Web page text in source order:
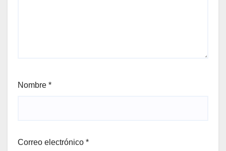
Nombre *
Correo electrónico *